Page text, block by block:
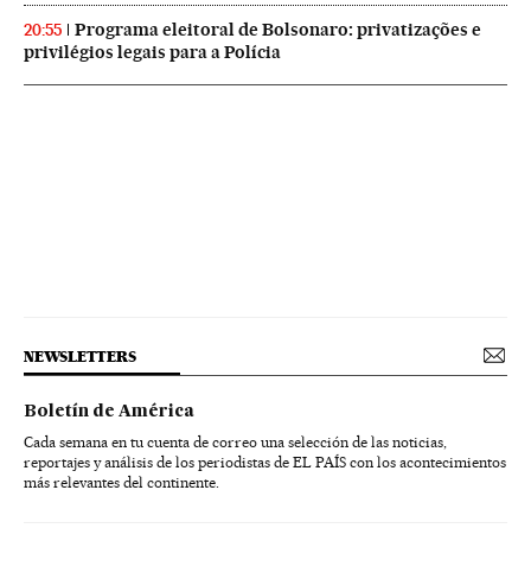
20:55
Programa eleitoral de Bolsonaro: privatizações e
privilégios legais para a Polícia
NEWSLETTERS
Boletín de América
Cada semana en tu cuenta de correo una selección de las noticias,
reportajes y análisis de los periodistas de EL PAÍS con los acontecimientos
más relevantes del continente.